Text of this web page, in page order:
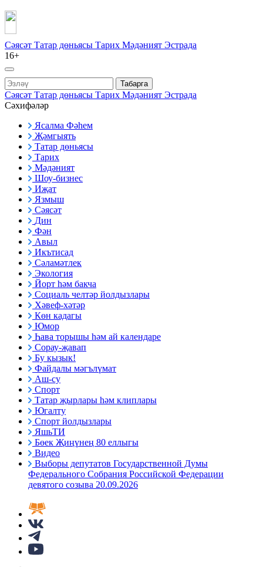
Сәясәт Татар дөньясы Тарих Мәдәният Эстрада
16+
Табарга
Сәясәт Татар дөньясы Тарих Мәдәният Эстрада
Сәхифәләр
Ясалма Фәһем
Җәмгыять
Татар дөньясы
Тарих
Мәдәният
Шоу-бизнес
Иҗат
Язмыш
Сәясәт
Дин
Фән
Авыл
Икътисад
Сәламәтлек
Экология
Йорт һәм бакча
Социаль челтәр йолдызлары
Хәвеф-хәтәр
Көн кадагы
Юмор
Һава торышы һәм ай календаре
Сорау-җавап
Бу кызык!
Файдалы мәгълүмат
Аш-су
Спорт
Татар җырлары һәм клиплары
Югалту
Спорт йолдызлары
ЯшьТИ
Бөек Җиңүнең 80 еллыгы
Видео
Выборы депутатов Государственной Думы
Федерального Собрания Российской Федерации
девятого созыва 20.09.2026